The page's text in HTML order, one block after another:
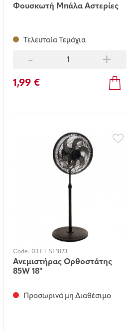
Φουσκωτή Μπάλα Αστερίες
Τελευταία Τεμάχια
- +
1,99 €
Code: 03.FT-SF1823
Ανεμιστήρας Ορθοστάτης
85W 18"
Προσωρινά μη Διαθέσιμο